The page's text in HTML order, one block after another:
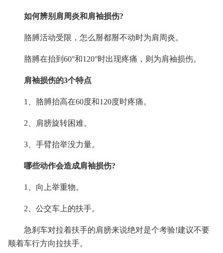
如何辨别肩周炎和肩袖损伤?
胳膊活动受限，怎么掰都掰不动时为肩周炎。
胳膊在抬到60°和120°时出现疼痛，则为肩袖损伤。
肩袖损伤的3个特点
1、胳膊抬高在60度和120度时疼痛。
2、肩膀旋转困难。
3、手臂抬举没力量。
哪些动作会造成肩袖损伤?
1、向上举重物。
2、公交车上的扶手。
急刹车对拉着扶手的肩膀来说绝对是个考验!建议不要
顺着车行方向拉扶手。